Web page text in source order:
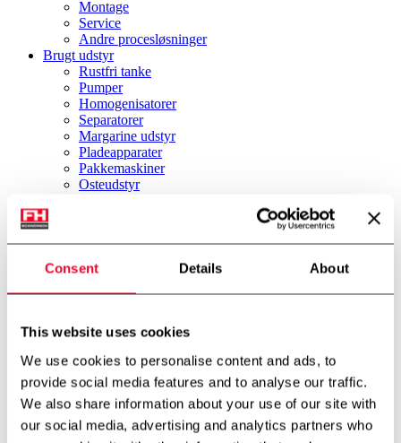
Consent Details About
This website uses cookies
We use cookies to personalise content and ads, to
provide social media features and to analyse our traffic.
We also share information about your use of our site with
our social media, advertising and analytics partners who
Montage
Service
Andre procesløsninger
Brugt udstyr
Rustfri tanke
Pumper
Homogenisatorer
Separatorer
Margarine udstyr
Pladeapparater
Pakkemaskiner
Osteudstyr
Nyheder
Firmaprofil
Miljø & Bæredygtighed
Teknologicenter
Downloads
Job
Kontakt
FH Scandinox DK